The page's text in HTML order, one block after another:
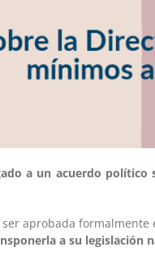
a un acuerdo político
aprobada
a su legislación